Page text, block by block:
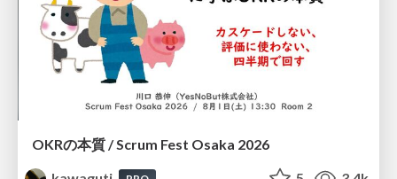
OKRの本質 / Scrum Fest Osaka 2026